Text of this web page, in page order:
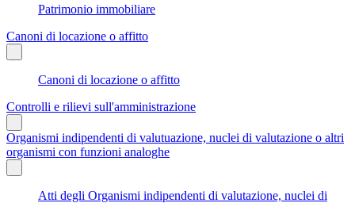
Patrimonio immobiliare
Canoni di locazione o affitto
Canoni di locazione o affitto
Controlli e rilievi sull'amministrazione
Organismi indipendenti di valutuazione, nuclei di valutazione o altri
organismi con funzioni analoghe
Atti degli Organismi indipendenti di valutazione, nuclei di